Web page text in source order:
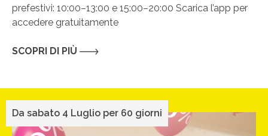
prefestivi: 10:00–13:00 e 15:00–20:00 Scarica l’app per
accedere gratuitamente
SCOPRI DI PIÙ
Da sabato 4 Luglio per 60 giorni